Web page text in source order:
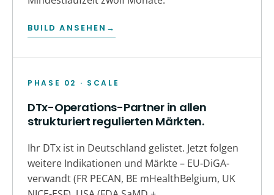
BUILD ANSEHEN →
PHASE 02 · SCALE
DTx-Operations-Partner in allen
strukturiert regulierten Märkten.
Ihr DTx ist in Deutschland gelistet. Jetzt folgen
weitere Indikationen und Märkte – EU-DiGA-
verwandt (FR PECAN, BE mHealthBelgium, UK